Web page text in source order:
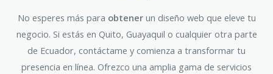
No esperes más para obtenerun diseño web que eleve tu
negocio. Si estás en Quito, Guayaquil o cualquier otra parte
de Ecuador, contáctame y comienza a transformar tu
presencia en línea. Ofrezco una amplia gama de servicios